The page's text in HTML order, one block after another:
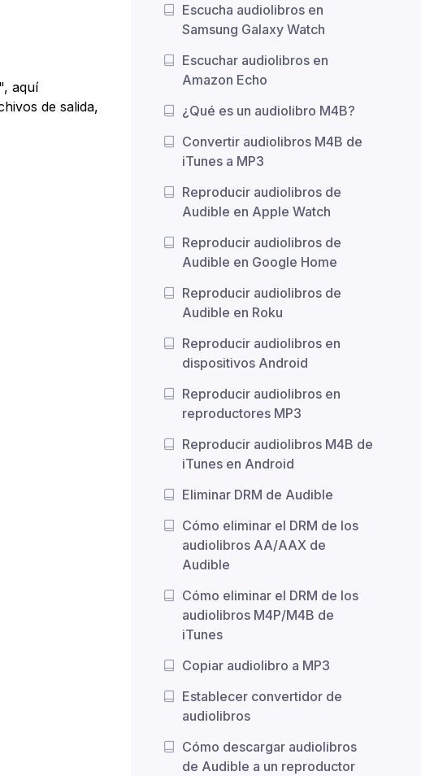
aquí
de salida,
Escucha audiolibros en
Samsung Galaxy Watch
Escuchar audiolibros en
Amazon Echo
¿Qué es un audiolibro M4B?
Convertir audiolibros M4B de
iTunes a MP3
Reproducir audiolibros de
Audible en Apple Watch
Reproducir audiolibros de
Audible en Google Home
Reproducir audiolibros de
Audible en Roku
Reproducir audiolibros en
dispositivos Android
Reproducir audiolibros en
reproductores MP3
Reproducir audiolibros M4B de
iTunes en Android
Eliminar DRM de Audible
Cómo eliminar el DRM de los
audiolibros AA/AAX de
Audible
Cómo eliminar el DRM de los
audiolibros M4P/M4B de
iTunes
Copiar audiolibro a MP3
Establecer convertidor de
audiolibros
Cómo descargar audiolibros
de Audible a un reproductor